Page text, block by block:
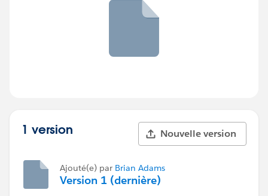
1 version Nouvelle version
Ajouté(e) par Brian Adams
Version 1 (dernière)